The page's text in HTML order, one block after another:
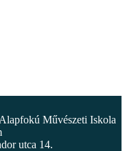
Művészeti Iskola
utca 14.